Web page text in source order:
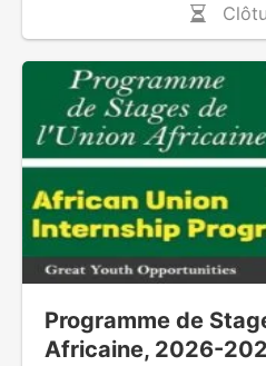
Programme de
Africaine, 2026-